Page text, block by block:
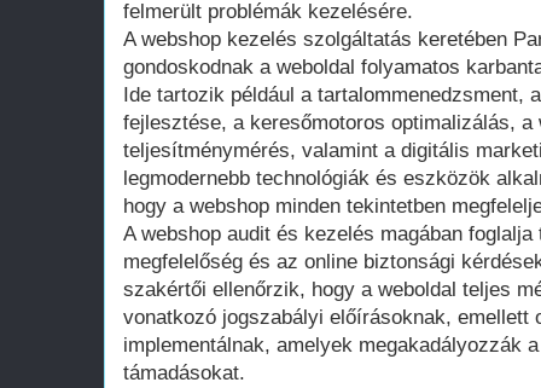
felmerült problémák kezelésére.
A webshop kezelés szolgáltatás keretében
gondoskodnak a weboldal folyamatos
Ide tartozik például a tartalommenedzsment,
fejlesztése, a keresőmotoros optimalizálás, a
teljesítménymérés, valamint a digitális
legmodernebb technológiák és eszközök
hogy a webshop minden tekintetben
A webshop audit és kezelés magában
megfelelőség és az online biztonsági
szakértői ellenőrzik, hogy a weboldal teljes
vonatkozó jogszabályi előírásoknak, emellett
implementálnak, amelyek megakadályozzák
támadásokat.